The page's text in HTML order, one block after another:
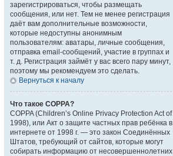
зарегистрироваться, чтобы размещать
сообщения, или нет. Тем не менее регистрация
даёт вам дополнительные возможности,
которые недоступны анонимным
пользователям: аватары, личные сообщения,
отправка email-сообщений, участие в группах и
т. д. Регистрация займёт у вас всего пару минут,
поэтому мы рекомендуем это сделать.
Вернуться к началу
Что такое COPPA?
COPPA (Children’s Online Privacy Protection Act of
1998), или Акт о защите частных прав ребёнка в
интернете от 1998 г. — это закон Соединённых
Штатов, требующий от сайтов, которые могут
собирать информацию от несовершеннолетних